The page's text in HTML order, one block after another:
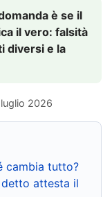
è se il
il vero: falsità
diversi e la
2026
cambia tutto?
attesta il